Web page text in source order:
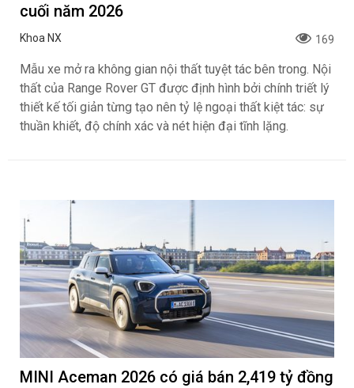
cuối năm 2026
Khoa NX 169
Mẫu xe mở ra không gian nội thất tuyệt tác bên trong. Nội
thất của Range Rover GT được định hình bởi chính triết lý
thiết kế tối giản từng tạo nên tỷ lệ ngoại thất kiệt tác: sự
thuần khiết, độ chính xác và nét hiện đại tĩnh lặng.
MINI Aceman 2026 có giá bán 2,419 tỷ đồng